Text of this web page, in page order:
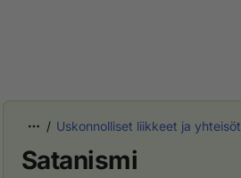
Uskonnolliset liikkeet ja yhteisöt
Satanismi